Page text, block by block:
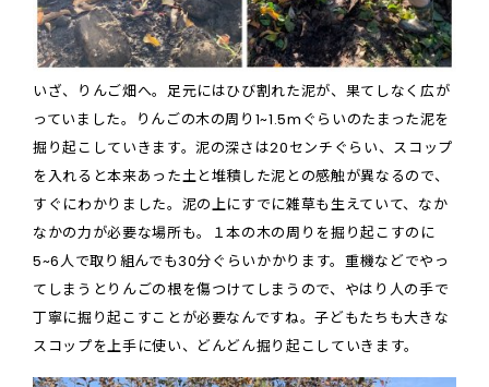
いざ、りんご畑へ。足元にはひび割れた泥が、果てしなく広が
っていました。りんごの木の周り1~1.5mぐらいのたまった泥を
掘り起こしていきます。泥の深さは20センチぐらい、スコップ
を入れると本来あった土と堆積した泥との感触が異なるので、
すぐにわかりました。泥の上にすでに雑草も生えていて、なか
なかの力が必要な場所も。１本の木の周りを掘り起こすのに
5~6人で取り組んでも30分ぐらいかかります。重機などでやっ
てしまうとりんごの根を傷つけてしまうので、やはり人の手で
丁寧に掘り起こすことが必要なんですね。子どもたちも大きな
スコップを上手に使い、どんどん掘り起こしていきます。